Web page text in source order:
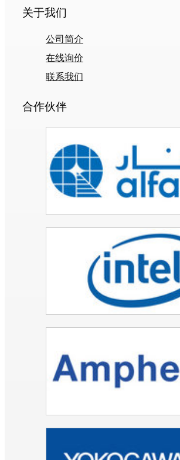
关于我们
公司简介
在线询价
联系我们
合作伙伴